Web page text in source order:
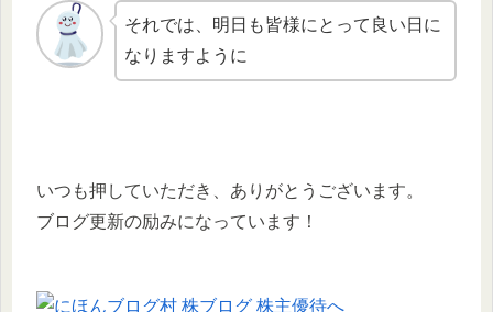
それでは、明日も皆様にとって良い日に
なりますように
いつも押していただき、ありがとうございます。
ブログ更新の励みになっています！